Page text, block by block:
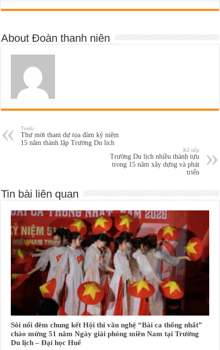
About Đoàn thanh niên
Trước
Thư mời tham dự tọa đàm kỷ niệm
15 năm thành lập Trường Du lịch
Kế tiếp
Trường Du lịch nhiều thành tựu
trong 15 năm xây dựng và phát
triển
Tin bài liên quan
Sôi nổi đêm chung kết Hội thi văn nghệ “Bài ca thống nhất”
chào mừng 51 năm Ngày giải phóng miền Nam tại Trường
Du lịch – Đại học Huế